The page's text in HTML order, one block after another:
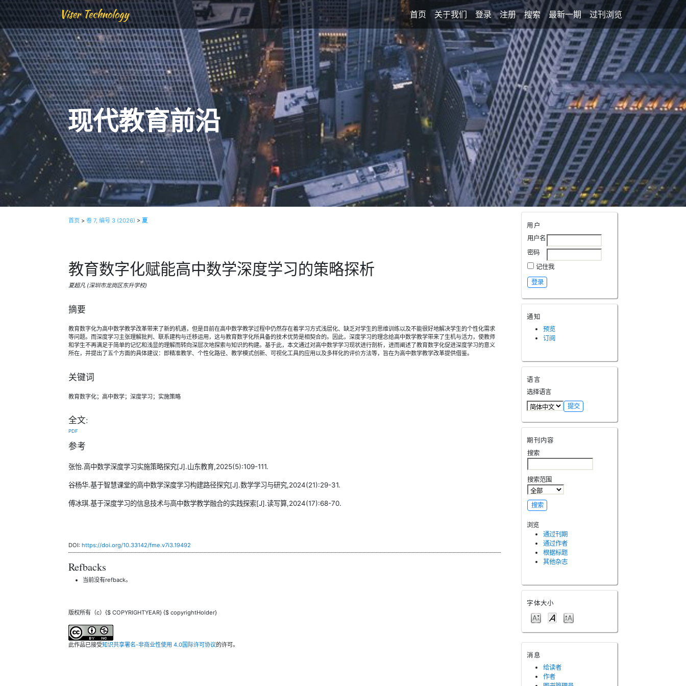
Viser Technology 首页 关于我们 登录 注册 搜索 最新一期 过刊浏览
现代教育前沿
用户
用户名
密码
记住我
通知
预览
订阅
语言
选择语言
期刊内容
搜索
搜索范围
浏览
通过刊期
通过作者
根据标题
其他杂志
字体大小
消息
给读者
作者
首页 >卷 7, 编号 3 (2026) >夏
教育数字化赋能高中数学深度学习的策略探析
夏超凡 (深圳市龙岗区东升学校)
摘要
教育数字化为高中数学教学改革带来了新的机遇，但是目前在高中数学教学过程中仍然存在着学习方式浅层化、缺乏对学生的思维训练以及不能很好地解决学生的个性化需求
等问题。而深度学习主张理解批判、联系建构与迁移运用，这与教育数字化所具备的技术优势是相契合的。因此，深度学习的理念给高中数学教学带来了生机与活力，使教师
和学生不再满足于简单的记忆和浅显的理解而转向深层次地探索与知识的构建。基于此，本文通过对高中数学学习现状进行剖析，进而阐述了教育数字化促进深度学习的意义
所在，并提出了五个方面的具体建议：即精准教学、个性化路径、教学模式创新、可视化工具的应用以及多样化的评价方法等，旨在为高中数学教学改革提供借鉴。
关键词
教育数字化；高中数学；深度学习；实施策略
全文:
PDF
参考
张怡.高中数学深度学习实施策略探究[J].山东教育,2025(5):109-111.
谷杨华.基于智慧课堂的高中数学深度学习构建路径探究[J].数学学习与研究,2024(21):29-31.
傅冰琪.基于深度学习的信息技术与高中数学教学融合的实践探索[J].读写算,2024(17):68-70.
DOI:https://doi.org/10.33142/fme.v7i3.19492
Refbacks
当前没有refback。
版权所有（c）{$ COPYRIGHTYEAR} {$ copyrightHolder}
此作品已接受知识共享署名-非商业性使用 4.0国际许可协议的许可。